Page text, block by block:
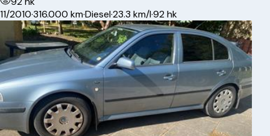
11/2010·316.000 km·Diesel·23.3 km/l·92 hk